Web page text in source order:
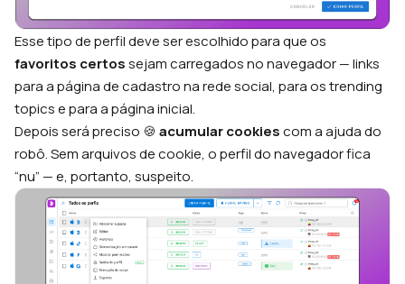
Esse tipo de perfil deve ser escolhido para que os
favoritos certossejam carregados no navegador — links
para a página de cadastro na rede social, para os trending
topics e para a página inicial.
Depois será preciso 🍪acumular cookiescom a ajuda do
robô. Sem arquivos de cookie, o perfil do navegador fica
“nu” — e, portanto, suspeito.